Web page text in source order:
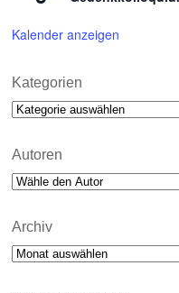
Kalender anzeigen
Kategorien
Kategorien
Autoren
Archiv
Archiv